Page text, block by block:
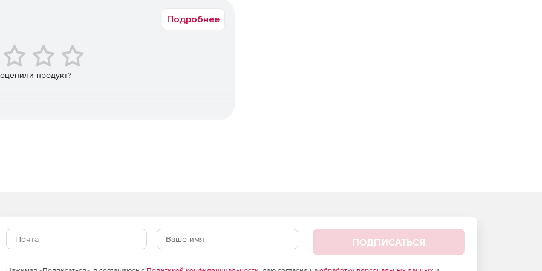
через разных интернет-провайдеров. Подробнее
продукт?
ПОДПИСАТЬСЯ